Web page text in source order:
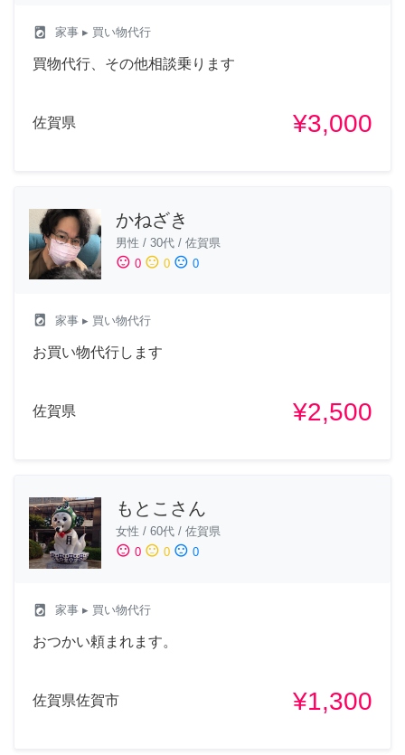
local_laundry_service 家事 ▸ 買い物代行
買物代行、その他相談乗ります
佐賀県 ¥3,000
かねざき
男性 / 30代 / 佐賀県
sentiment_satisfied 0 sentiment_neutral 0 sentiment_dissatisfied 0
local_laundry_service 家事 ▸ 買い物代行
お買い物代行します
佐賀県 ¥2,500
もとこさん
女性 / 60代 / 佐賀県
sentiment_satisfied 0 sentiment_neutral 0 sentiment_dissatisfied 0
local_laundry_service 家事 ▸ 買い物代行
おつかい頼まれます。
佐賀県佐賀市 ¥1,300